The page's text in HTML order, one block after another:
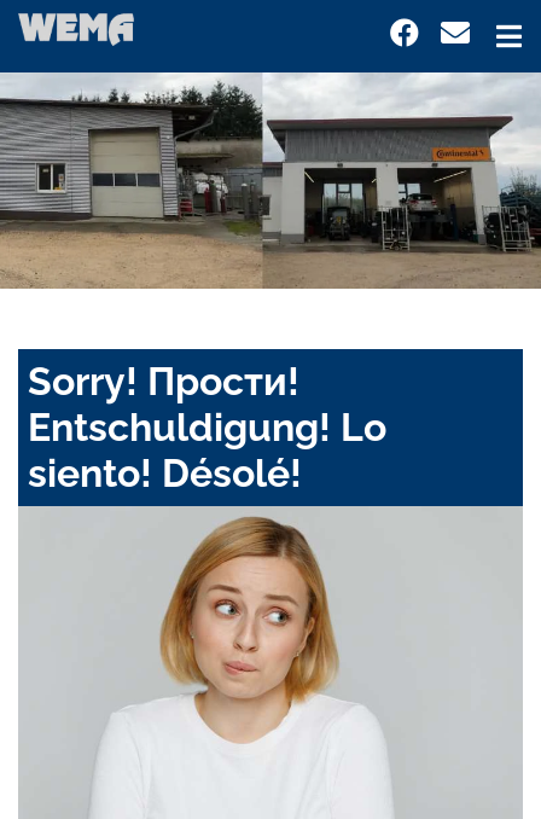
Sorry! Прости!
Entschuldigung! Lo
siento! Désolé!